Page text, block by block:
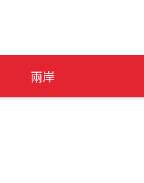
兩岸